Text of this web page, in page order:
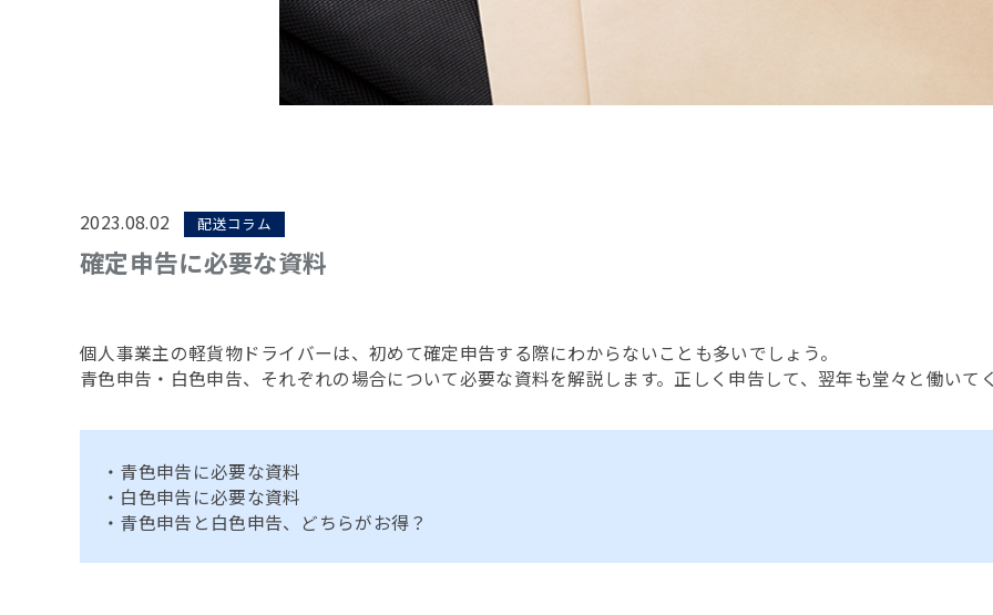
2023.08.02 配送コラム
確定申告に必要な資料
個人事業主の軽貨物ドライバーは、初めて確定申告する際にわからないことも多いでしょう。
青色申告・白色申告、それぞれの場合について必要な資料を解説します。正しく申告して、翌年も堂々と働いて
・青色申告に必要な資料
・白色申告に必要な資料
・青色申告と白色申告、どちらがお得？